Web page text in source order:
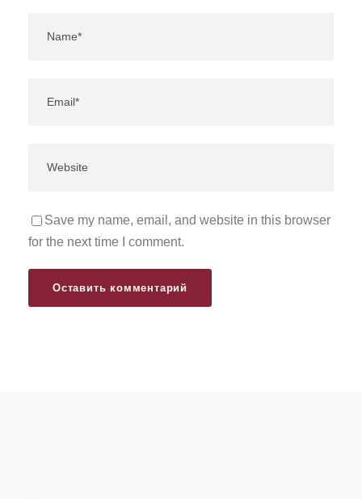
Save my name, email, and website in this browser
for the next time I comment.